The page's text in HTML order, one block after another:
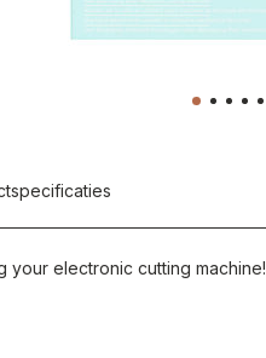
your electronic cutting machine!